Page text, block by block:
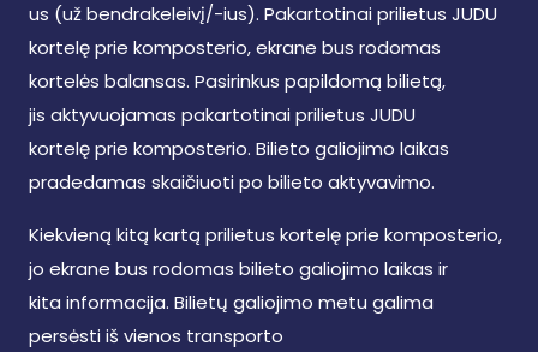
us (už bendrakeleivį/-ius). Pakartotinai prilietus JUDU
kortelę prie komposterio, ekrane bus rodomas
kortelės balansas. Pasirinkus papildomą bilietą,
jis aktyvuojamas pakartotinai prilietus JUDU
kortelę prie komposterio. Bilieto galiojimo laikas
pradedamas skaičiuoti po bilieto aktyvavimo.
Kiekvieną kitą kartą prilietus kortelę prie komposterio,
jo ekrane bus rodomas bilieto galiojimo laikas ir
kita informacija. Bilietų galiojimo metu galima
persėsti iš vienos transporto